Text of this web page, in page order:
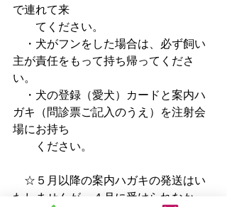
で連れて来
てください。
・犬がフンをした場合は、必ず飼い
主が責任をもって持ち帰ってくださ
い。
・犬の登録（愛犬）カードと案内ハ
ガキ（問診票ご記入のうえ）を注射会
場にお持ち
ください。
☆５月以降の案内ハガキの発送はい
たしませんが、４月に受けられなかっ